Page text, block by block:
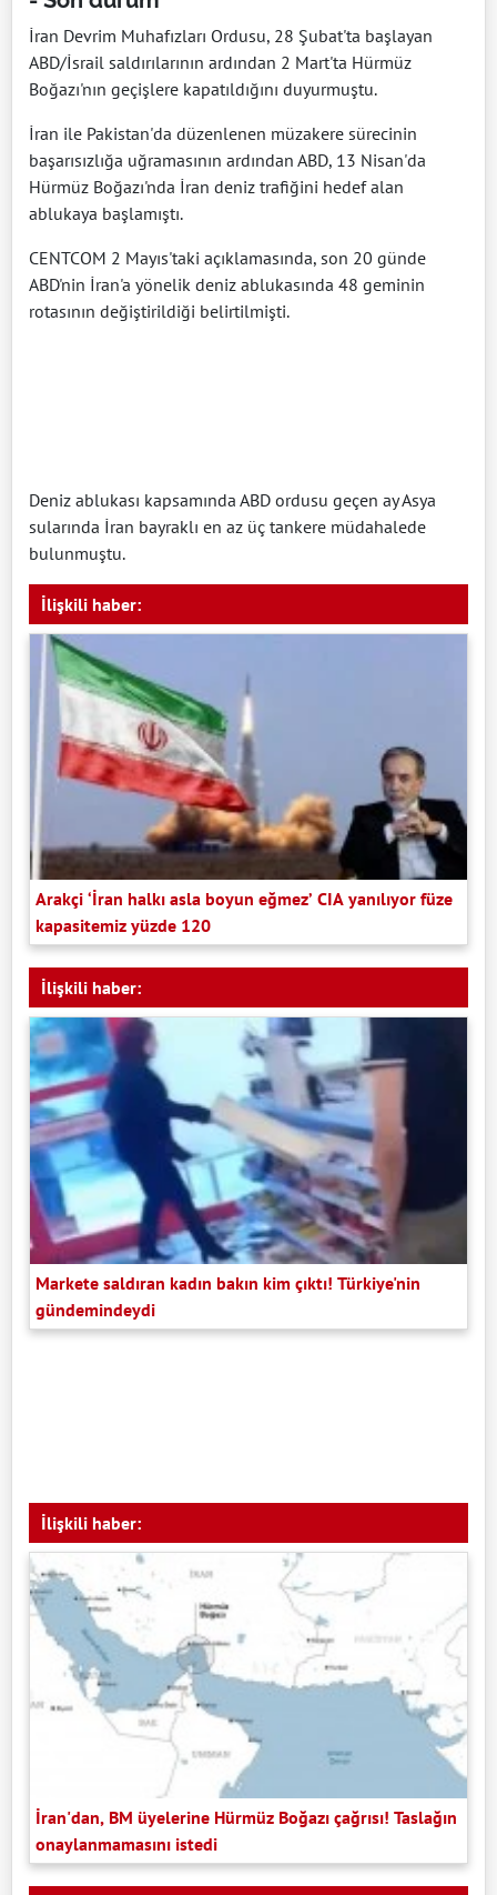
İran Devrim Muhafızları Ordusu, 28 Şubat'ta başlayan
ABD/İsrail saldırılarının ardından 2 Mart'ta Hürmüz
Boğazı'nın geçişlere kapatıldığını duyurmuştu.
İran ile Pakistan'da düzenlenen müzakere sürecinin
başarısızlığa uğramasının ardından ABD, 13 Nisan'da
Hürmüz Boğazı'nda İran deniz trafiğini hedef alan
ablukaya başlamıştı.
CENTCOM 2 Mayıs'taki açıklamasında, son 20 günde
ABD'nin İran'a yönelik deniz ablukasında 48 geminin
rotasının değiştirildiği belirtilmişti.
Deniz ablukası kapsamında ABD ordusu geçen ay Asya
sularında İran bayraklı en az üç tankere müdahalede
bulunmuştu.
İlişkili haber:
Arakçi ‘İran halkı asla boyun eğmez’ CIA yanılıyor füze
kapasitemiz yüzde 120
İlişkili haber:
Markete saldıran kadın bakın kim çıktı! Türkiye'nin
gündemindeydi
İlişkili haber:
İran'dan, BM üyelerine Hürmüz Boğazı çağrısı! Taslağın
onaylanmamasını istedi